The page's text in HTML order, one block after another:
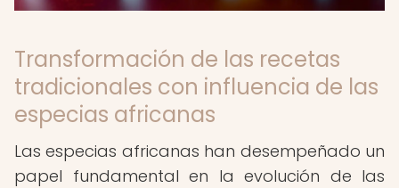
Transformación de las recetas
tradicionales con influencia de las
especias africanas
Las especias africanas han desempeñado un
papel fundamental en la evolución de las